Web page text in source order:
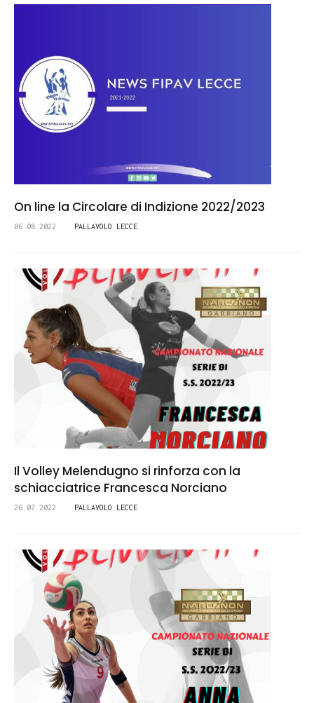
On line la Circolare di Indizione 2022/2023
06.08.2022 PALLAVOLO LECCE
Il Volley Melendugno si rinforza con la
schiacciatrice Francesca Norciano
26.07.2022 PALLAVOLO LECCE